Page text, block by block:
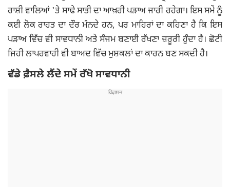
ਰਾਸ਼ੀ ਵਾਲਿਆਂ 'ਤੇ ਸਾਢੇ ਸਾਤੀ ਦਾ ਆਖ਼ਰੀ ਪੜਾਅ ਜਾਰੀ ਰਹੇਗਾ। ਇਸ ਸਮੇਂ ਨੂੰ
ਕਈ ਲੋਕ ਰਾਹਤ ਦਾ ਦੌਰ ਮੰਨਦੇ ਹਨ, ਪਰ ਮਾਹਿਰਾਂ ਦਾ ਕਹਿਣਾ ਹੈ ਕਿ ਇਸ
ਪੜਾਅ ਵਿੱਚ ਵੀ ਸਾਵਧਾਨੀ ਅਤੇ ਸੰਜਮ ਬਣਾਈ ਰੱਖਣਾ ਜ਼ਰੂਰੀ ਹੁੰਦਾ ਹੈ। ਛੋਟੀ
ਜਿਹੀ ਲਾਪਰਵਾਹੀ ਵੀ ਬਾਅਦ ਵਿੱਚ ਮੁਸ਼ਕਲਾਂ ਦਾ ਕਾਰਨ ਬਣ ਸਕਦੀ ਹੈ।
ਵੱਡੇ ਫ਼ੈਸਲੇ ਲੈਂਦੇ ਸਮੇਂ ਰੱਖੋ ਸਾਵਧਾਨੀ